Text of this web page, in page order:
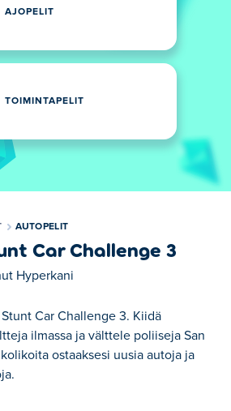
AJOPELIT
TOIMINTAPELIT
AUTOPELIT
Car Challenge 3
Hyperkani
Car Challenge 3. Kiidä
ilmassa ja välttele poliiseja San
kolikoita ostaaksesi uusia autoja ja